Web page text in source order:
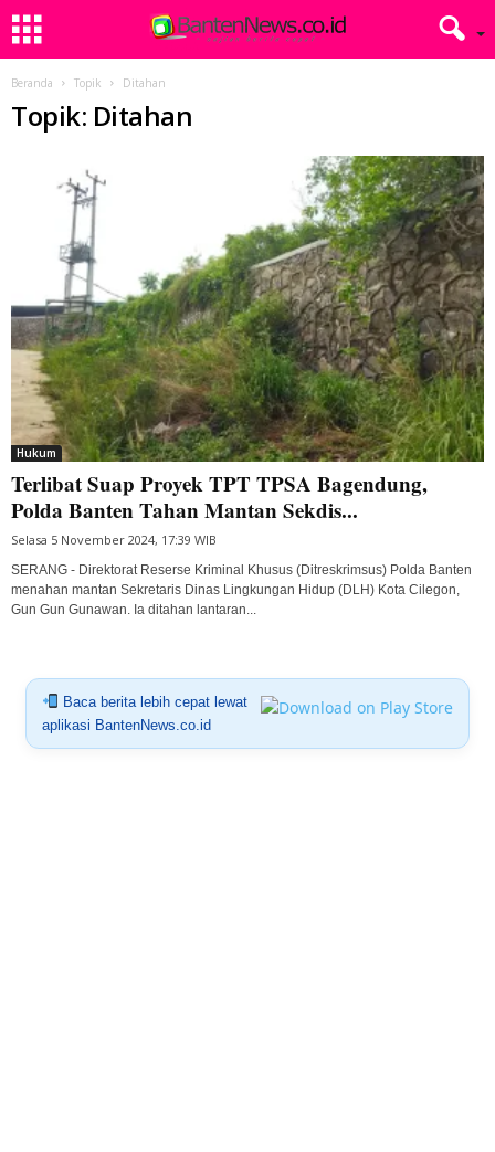
Beranda Topik Ditahan
Topik: Ditahan
Hukum
Terlibat Suap Proyek TPT TPSA Bagendung,
Polda Banten Tahan Mantan Sekdis...
Selasa 5 November 2024, 17:39 WIB
SERANG - Direktorat Reserse Kriminal Khusus (Ditreskrimsus) Polda Banten
menahan mantan Sekretaris Dinas Lingkungan Hidup (DLH) Kota Cilegon,
Gun Gun Gunawan. Ia ditahan lantaran...
Baca berita lebih cepat lewat
aplikasi BantenNews.co.id